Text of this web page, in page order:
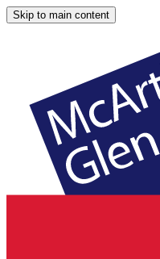
Skip to main content